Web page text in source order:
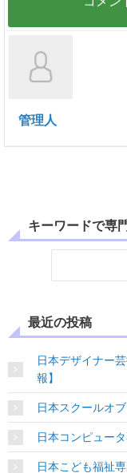
管理人
キーワードで専
最近の投稿
日本デザイナー
報】
日本スクールオ
日本コンピュー
日本こども福祉